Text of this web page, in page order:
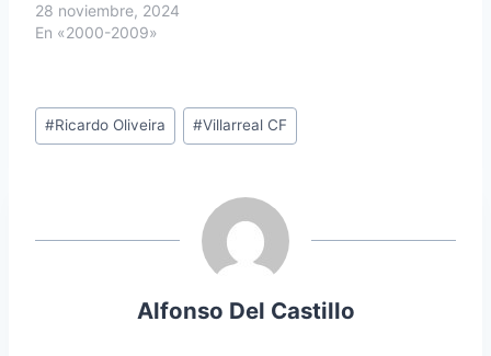
28 noviembre, 2024
En «2000-2009»
Etiquetas
de
#Ricardo Oliveira #Villarreal CF
Alfonso Del Castillo